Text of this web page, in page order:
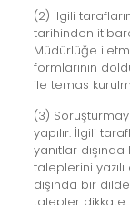
(2) İlgili
tarihinden
Müdürlüğe
formlarının
ile temas
(3)
yapılır. İlgili
yanıtlar
taleplerini
dışında bir